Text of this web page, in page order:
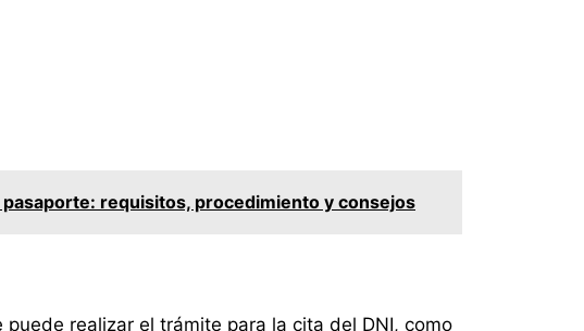
requisitos, procedimiento y consejos
realizar el trámite para la cita del DNI, como